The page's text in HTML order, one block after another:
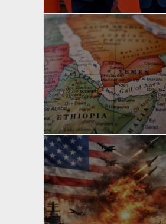
yazan
Bahri Ak
yazan
Bahri Ak